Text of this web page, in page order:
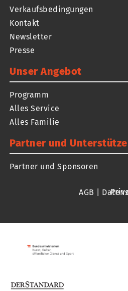
Verkaufsbedingungen
Kontakt
Newsletter
Presse
Unser Angebot
Programm
Alles Service
Alles Familie
Partner und
Partner und Sponsoren
AGB